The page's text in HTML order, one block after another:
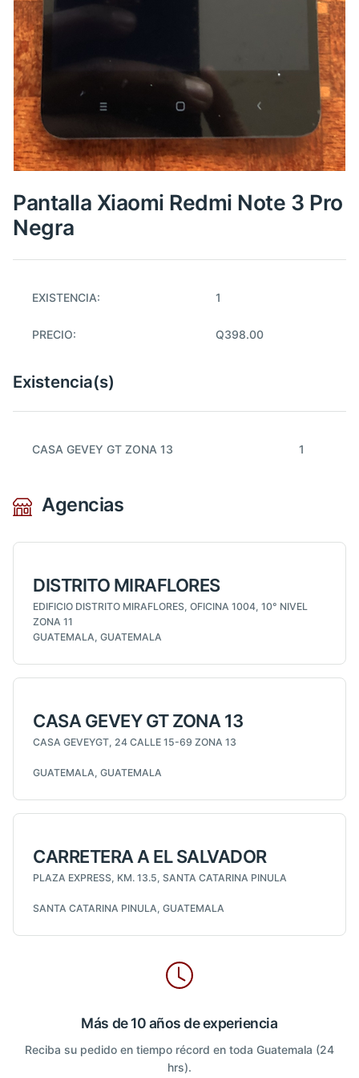
Pantalla Xiaomi Redmi Note 3 Pro
Negra
EXISTENCIA: 1
PRECIO: Q398.00
Existencia(s)
CASA GEVEY GT ZONA 13 1
Agencias
DISTRITO MIRAFLORES
EDIFICIO DISTRITO MIRAFLORES, OFICINA 1004, 10° NIVEL
ZONA 11
GUATEMALA, GUATEMALA
CASA GEVEY GT ZONA 13
CASA GEVEYGT, 24 CALLE 15-69 ZONA 13
GUATEMALA, GUATEMALA
CARRETERA A EL SALVADOR
PLAZA EXPRESS, KM. 13.5, SANTA CATARINA PINULA
SANTA CATARINA PINULA, GUATEMALA
Más de 10 años de experiencia
Reciba su pedido en tiempo récord en toda Guatemala (24
hrs).